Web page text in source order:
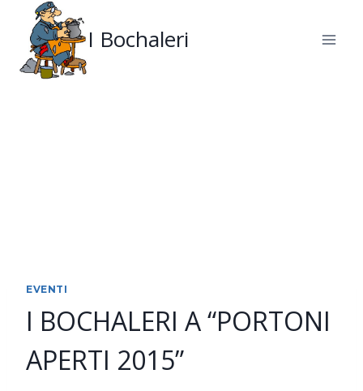
contenuto
I Bochaleri
EVENTI
I BOCHALERI A “PORTONI
APERTI 2015”